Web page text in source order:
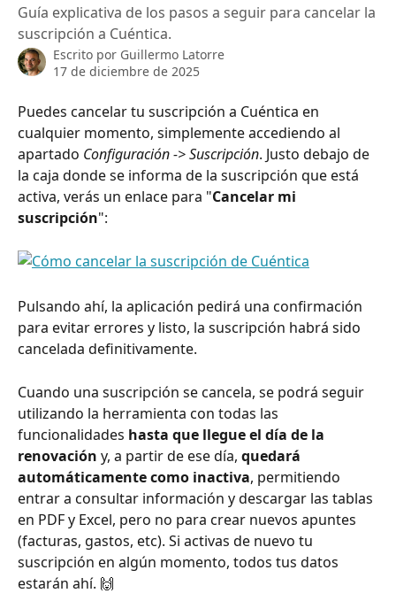
Guía explicativa de los pasos a seguir para cancelar la
suscripción a Cuéntica.
Escrito por Guillermo Latorre
17 de diciembre de 2025
Puedes cancelar tu suscripción a Cuéntica en
cualquier momento, simplemente accediendo al
apartado Configuración -> Suscripción. Justo debajo de
la caja donde se informa de la suscripción que está
activa, verás un enlace para "Cancelar mi
suscripción":
Pulsando ahí, la aplicación pedirá una confirmación
para evitar errores y listo, la suscripción habrá sido
cancelada definitivamente.
Cuando una suscripción se cancela, se podrá seguir
utilizando la herramienta con todas las
funcionalidades hasta que llegue el día de la
renovación y, a partir de ese día, quedará
automáticamente como inactiva, permitiendo
entrar a consultar información y descargar las tablas
en PDF y Excel, pero no para crear nuevos apuntes
(facturas, gastos, etc). Si activas de nuevo tu
suscripción en algún momento, todos tus datos
estarán ahí. 🙌